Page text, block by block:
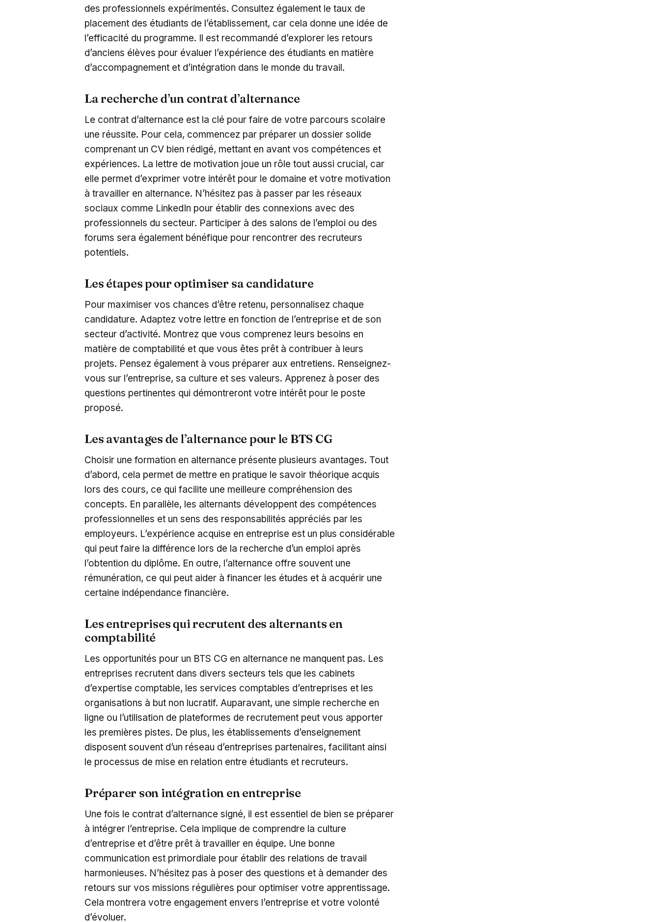
des professionnels expérimentés. Consultez également le taux de
placement des étudiants de l’établissement, car cela donne une idée de
l’efficacité du programme. Il est recommandé d’explorer les retours
d’anciens élèves pour évaluer l’expérience des étudiants en matière
d’accompagnement et d’intégration dans le monde du travail.
La recherche d’un contrat d’alternance
Le contrat d’alternance est la clé pour faire de votre parcours scolaire
une réussite. Pour cela, commencez par préparer un dossier solide
comprenant un CV bien rédigé, mettant en avant vos compétences et
expériences. La lettre de motivation joue un rôle tout aussi crucial, car
elle permet d’exprimer votre intérêt pour le domaine et votre motivation
à travailler en alternance. N’hésitez pas à passer par les réseaux
sociaux comme LinkedIn pour établir des connexions avec des
professionnels du secteur. Participer à des salons de l’emploi ou des
forums sera également bénéfique pour rencontrer des recruteurs
potentiels.
Les étapes pour optimiser sa candidature
Pour maximiser vos chances d’être retenu, personnalisez chaque
candidature. Adaptez votre lettre en fonction de l’entreprise et de son
secteur d’activité. Montrez que vous comprenez leurs besoins en
matière de comptabilité et que vous êtes prêt à contribuer à leurs
projets. Pensez également à vous préparer aux entretiens. Renseignez-
vous sur l’entreprise, sa culture et ses valeurs. Apprenez à poser des
questions pertinentes qui démontreront votre intérêt pour le poste
proposé.
Les avantages de l’alternance pour le BTS CG
Choisir une formation en alternance présente plusieurs avantages. Tout
d’abord, cela permet de mettre en pratique le savoir théorique acquis
lors des cours, ce qui facilite une meilleure compréhension des
concepts. En parallèle, les alternants développent des compétences
professionnelles et un sens des responsabilités appréciés par les
employeurs. L’expérience acquise en entreprise est un plus considérable
qui peut faire la différence lors de la recherche d’un emploi après
l’obtention du diplôme. En outre, l’alternance offre souvent une
rémunération, ce qui peut aider à financer les études et à acquérir une
certaine indépendance financière.
Les entreprises qui recrutent des alternants en
comptabilité
Les opportunités pour un BTS CG en alternance ne manquent pas. Les
entreprises recrutent dans divers secteurs tels que les cabinets
d’expertise comptable, les services comptables d’entreprises et les
organisations à but non lucratif. Auparavant, une simple recherche en
ligne ou l’utilisation de plateformes de recrutement peut vous apporter
les premières pistes. De plus, les établissements d’enseignement
disposent souvent d’un réseau d’entreprises partenaires, facilitant ainsi
le processus de mise en relation entre étudiants et recruteurs.
Préparer son intégration en entreprise
Une fois le contrat d’alternance signé, il est essentiel de bien se préparer
à intégrer l’entreprise. Cela implique de comprendre la culture
d’entreprise et d’être prêt à travailler en équipe. Une bonne
communication est primordiale pour établir des relations de travail
harmonieuses. N’hésitez pas à poser des questions et à demander des
retours sur vos missions régulières pour optimiser votre apprentissage.
Cela montrera votre engagement envers l’entreprise et votre volonté
d’évoluer.